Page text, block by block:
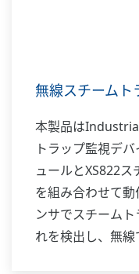
無線スチームト
本製品は
トラップ監視デ
ュールとXS822
を組み合わせて
ンサでスチーム
れを検出し、無線